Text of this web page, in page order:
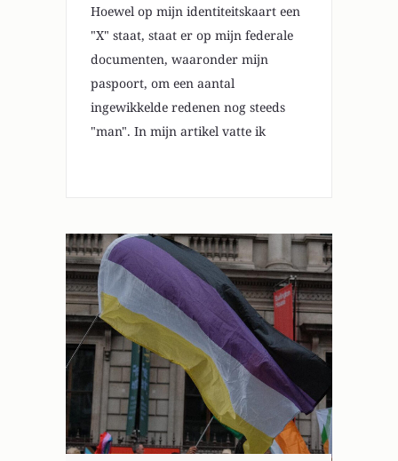
Hoewel op mijn identiteitskaart een
"X" staat, staat er op mijn federale
documenten, waaronder mijn
paspoort, om een aantal
ingewikkelde redenen nog steeds
"man". In mijn artikel vatte ik